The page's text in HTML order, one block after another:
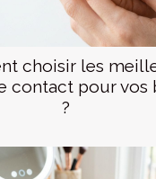
choisir les
contact pour vos
?